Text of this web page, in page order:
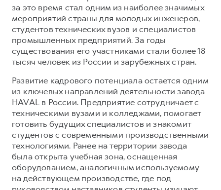
за это время стал одним из наиболее значимых
мероприятий страны для молодых инженеров,
студентов технических вузов и специалистов
промышленных предприятий. За годы
существования его участниками стали более 18
тысяч человек из России и зарубежных стран.
Развитие кадрового потенциала остается одним
из ключевых направлений деятельности завода
HAVAL в России. Предприятие сотрудничает с
техническими вузами и колледжами, помогает
готовить будущих специалистов и знакомит
студентов с современными производственными
технологиями. Ранее на территории завода
была открыта учебная зона, оснащенная
оборудованием, аналогичным используемому
на действующем производстве, где под